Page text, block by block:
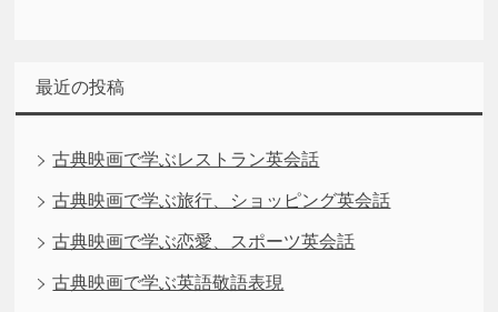
最近の投稿
古典映画で学ぶレストラン英会話
古典映画で学ぶ旅行、ショッピング英会話
古典映画で学ぶ恋愛、スポーツ英会話
古典映画で学ぶ英語敬語表現